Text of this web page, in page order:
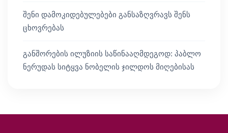
შენი დამოკიდებულებები განსაზღვრავს შენს
ცხოვრებას
განშორების ილუზიის საწინააღმდეგოდ: პაბლო
ნერუდას სიტყვა ნობელის ჯილდოს მიღებისას